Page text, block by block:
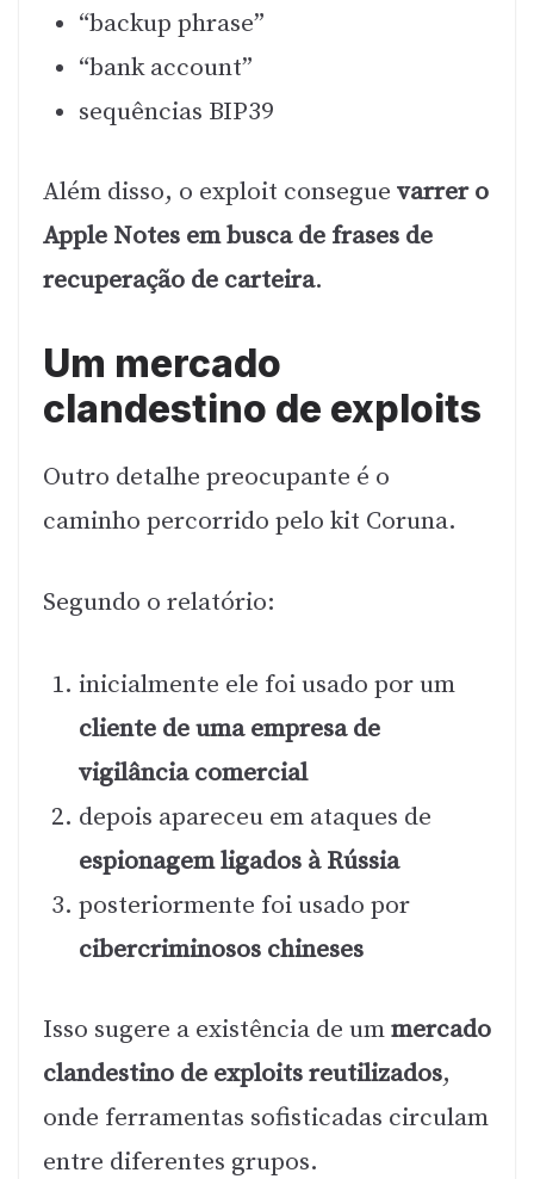
“backup phrase”
“bank account”
sequências BIP39
Além disso, o exploit consegue varrer o
Apple Notes em busca de frases de
recuperação de carteira.
Um mercado
clandestino de exploits
Outro detalhe preocupante é o
caminho percorrido pelo kit Coruna.
Segundo o relatório:
inicialmente ele foi usado por um
cliente de uma empresa de
vigilância comercial
depois apareceu em ataques de
espionagem ligados à Rússia
posteriormente foi usado por
cibercriminosos chineses
Isso sugere a existência de ummercado
clandestino de exploits reutilizados,
onde ferramentas sofisticadas circulam
entre diferentes grupos.